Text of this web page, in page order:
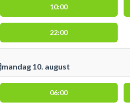
10:00
22:00
mandag 10. august
06:00